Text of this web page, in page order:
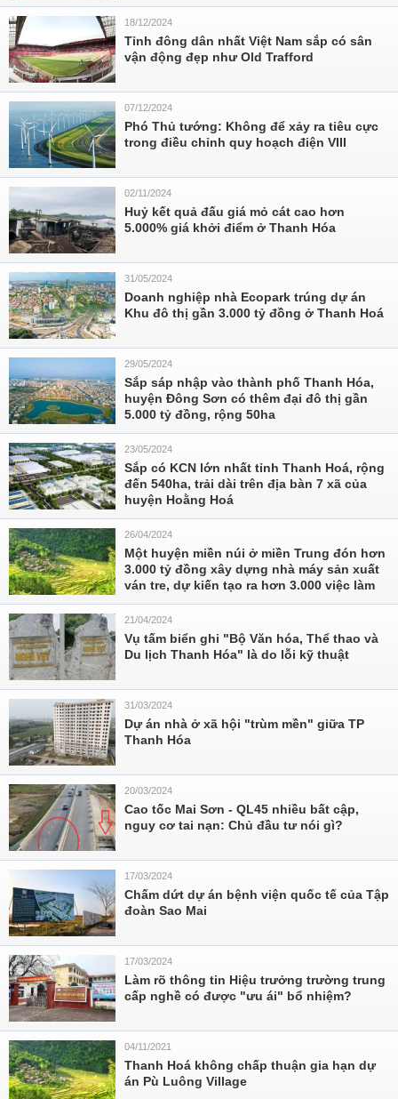
18/12/2024
Tỉnh đông dân nhất Việt Nam sắp có sân
vận động đẹp như Old Trafford
07/12/2024
Phó Thủ tướng: Không để xảy ra tiêu cực
trong điều chỉnh quy hoạch điện VIII
02/11/2024
Huỷ kết quả đấu giá mỏ cát cao hơn
5.000% giá khởi điểm ở Thanh Hóa
31/05/2024
Doanh nghiệp nhà Ecopark trúng dự án
Khu đô thị gần 3.000 tỷ đồng ở Thanh Hoá
29/05/2024
Sắp sáp nhập vào thành phố Thanh Hóa,
huyện Đông Sơn có thêm đại đô thị gần
5.000 tỷ đồng, rộng 50ha
23/05/2024
Sắp có KCN lớn nhất tỉnh Thanh Hoá, rộng
đến 540ha, trải dài trên địa bàn 7 xã của
huyện Hoằng Hoá
26/04/2024
Một huyện miền núi ở miền Trung đón hơn
3.000 tỷ đồng xây dựng nhà máy sản xuất
ván tre, dự kiến tạo ra hơn 3.000 việc làm
21/04/2024
Vụ tấm biển ghi "Bộ Văn hóa, Thể thao và
Du lịch Thanh Hóa" là do lỗi kỹ thuật
31/03/2024
Dự án nhà ở xã hội "trùm mền" giữa TP
Thanh Hóa
20/03/2024
Cao tốc Mai Sơn - QL45 nhiều bất cập,
nguy cơ tai nạn: Chủ đầu tư nói gì?
17/03/2024
Chấm dứt dự án bệnh viện quốc tế của Tập
đoàn Sao Mai
17/03/2024
Làm rõ thông tin Hiệu trưởng trường trung
cấp nghề có được "ưu ái" bổ nhiệm?
04/11/2021
Thanh Hoá không chấp thuận gia hạn dự
án Pù Luông Village